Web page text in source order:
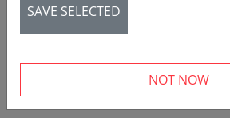
SAVE SELECTED
NOT NOW